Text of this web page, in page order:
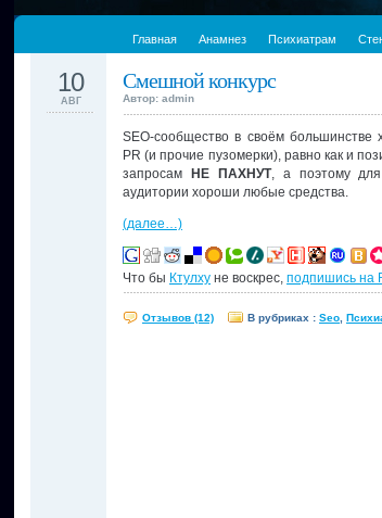
Главная Анамнез Психиатрам
Смешной конкурс
Автор: admin
10
АВГ
SEO-сообщество в своём
PR (и прочие пузомерки), равно как и
запросам
НЕ ПАХНУТ, а поэтому
аудитории хороши любые средства.
(далее…)
Что бы Ктулху не воскрес, подпишись на
Отзывов (12) В рубриках : Seo